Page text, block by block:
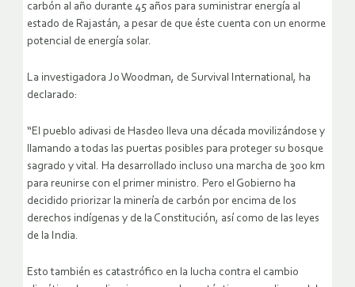
carbón al año durante 45 años para suministrar energía al
estado de Rajastán, a pesar de que éste cuenta con un enorme
potencial de energía solar.
La investigadora Jo Woodman, de Survival International, ha
declarado:
“El pueblo adivasi de Hasdeo lleva una década movilizándose y
llamando a todas las puertas posibles para proteger su bosque
sagrado y vital. Ha desarrollado incluso una marcha de 300 km
para reunirse con el primer ministro. Pero el Gobierno ha
decidido priorizar la minería de carbón por encima de los
derechos indígenas y de la Constitución, así como de las leyes
de la India.
Esto también es catastrófico en la lucha contra el cambio